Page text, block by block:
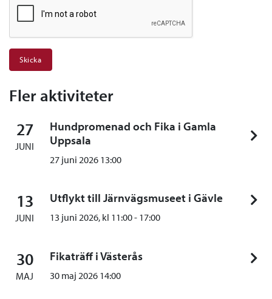
Fler aktiviteter
27
JUNI
Hundpromenad och Fika i Gamla
Uppsala
27 juni 2026 13:00
13
JUNI
Utflykt till Järnvägsmuseet i Gävle
13 juni 2026, kl 11:00- 17:00
30
MAJ
Fikaträff i Västerås
30 maj 2026 14:00